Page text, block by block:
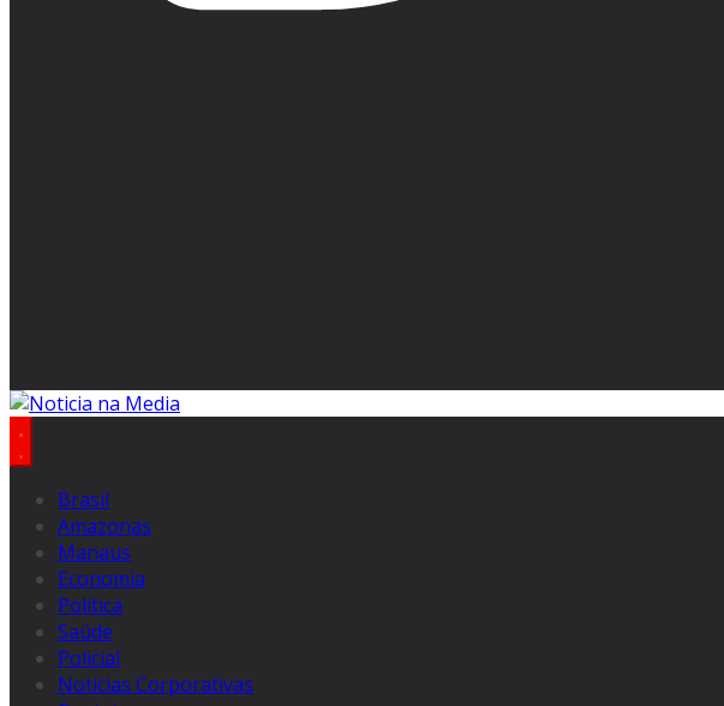
Brasil
Amazonas
Manaus
Economia
Politica
Saúde
Policial
Notícias Corporativas